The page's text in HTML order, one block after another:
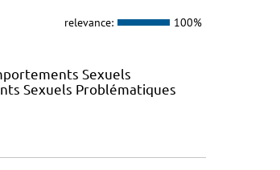
relevance: 100%
Sexuels
Sexuels Problématiques